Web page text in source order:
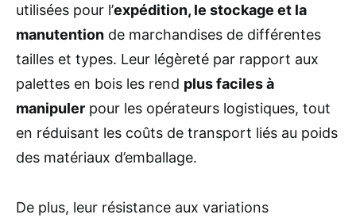
utilisées pour l’expédition, le stockage et la
manutention de marchandises de différentes
tailles et types. Leur légèreté par rapport aux
palettes en bois les rend plus faciles à
manipuler pour les opérateurs logistiques, tout
en réduisant les coûts de transport liés au poids
des matériaux d’emballage.
De plus, leur résistance aux variations